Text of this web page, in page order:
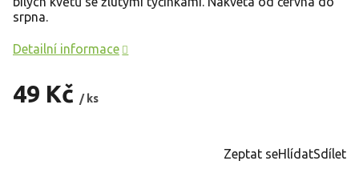
49 Kč / ks
srpna.
Detailní informace
Zeptat seHlídatSdílet